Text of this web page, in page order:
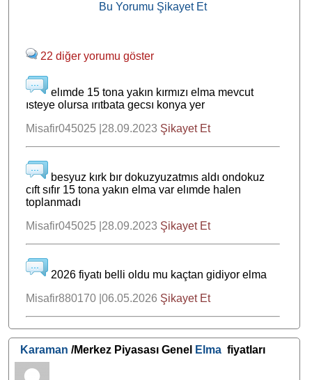
Bu Yorumu Şikayet Et
22 diğer yorumu göster
elımde 15 tona yakın kırmızı elma mevcut
ısteye olursa ırıtbata gecsı konya yer
Misafir045025 |28.09.2023 Şikayet Et
besyuz kırk bır dokuzyuzatmıs aldı ondokuz
cıft sıfır 15 tona yakın elma var elımde halen
toplanmadı
Misafir045025 |28.09.2023 Şikayet Et
2026 fiyatı belli oldu mu kaçtan gidiyor elma
Misafir880170 |06.05.2026 Şikayet Et
Karaman /Merkez Piyasası Genel Elma fiyatları